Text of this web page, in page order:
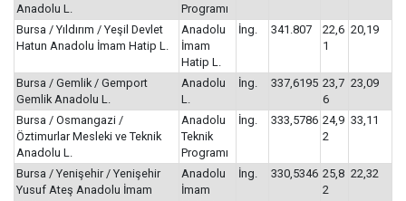
Anadolu L.
Programı
Bursa / Yıldırım / Yeşil Devlet
Hatun Anadolu İmam Hatip L.
Anadolu
İmam
Hatip L.
İng. 341.807
22,6
1
20,19
Bursa / Gemlik / Gemport
Gemlik Anadolu L.
Anadolu
L.
İng. 337,6195 23,7
6
23,09
Bursa / Osmangazi /
Öztimurlar Mesleki ve Teknik
Anadolu L.
Anadolu
Teknik
Programı
İng. 333,5786 24,9
2
33,11
Bursa / Yenişehir / Yenişehir
Yusuf Ateş Anadolu İmam
Anadolu
İmam
İng. 330,5346 25,8
2
22,32